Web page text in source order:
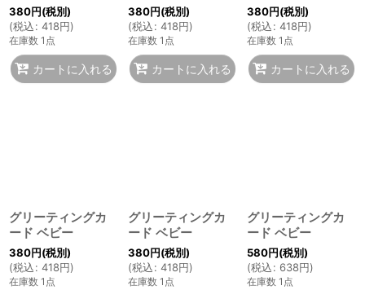
380円(税別)
(税込: 418円)
在庫数 1点
カートに入れる
380円(税別)
(税込: 418円)
在庫数 1点
カートに入れる
380円(税別)
(税込: 418円)
在庫数 1点
カートに入れる
グリーティングカ
ード ベビー
380円(税別)
(税込: 418円)
在庫数 1点
グリーティングカ
ード ベビー
380円(税別)
(税込: 418円)
在庫数 1点
グリーティングカ
ード ベビー
580円(税別)
(税込: 638円)
在庫数 1点